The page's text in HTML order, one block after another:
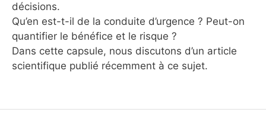
décisions.
Qu’en est-t-il de la conduite d’urgence ? Peut-on
quantifier le bénéfice et le risque ?
Dans cette capsule, nous discutons d’un article
scientifique publié récemment à ce sujet.